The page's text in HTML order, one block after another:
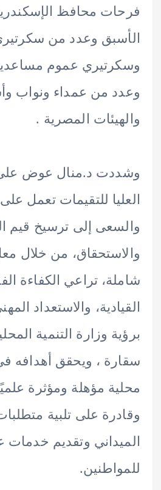
محافظ الإسكندرية
وعدد من سكرتيري
عموم مساعدين
من عمداء ونواب وأساتذة
المصرية .
د.منال عوض على أن
للتقيمات تعمل على تحقيق
إلى ترسيخ قيم الجدارة
من خلال معايير
تراعي الكفاءة الفنية،
والاستعداد المهني، بما
وزارة التنمية المحلية
، ويحقق أهدافه في بناء
مؤهلة ومؤثرة علميًا
على تلبية متطلبات
وتقديم خدمات عالية